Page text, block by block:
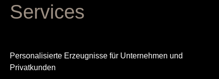
Services
Personalisierte Erzeugnisse für Unternehmen und
Privatkunden